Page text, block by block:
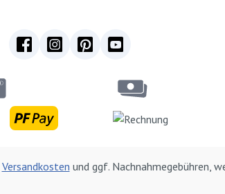
Versandkosten und ggf. Nachnahmegebühren,